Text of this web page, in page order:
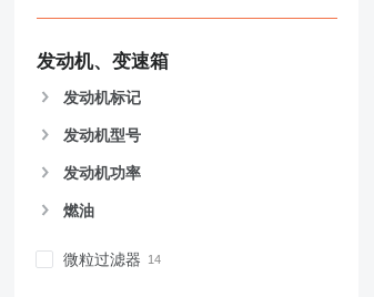
发动机、变速箱
发动机标记
发动机型号
发动机功率
燃油
微粒过滤器